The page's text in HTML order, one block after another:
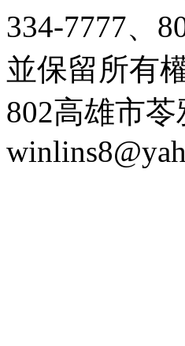
334-7777、
並保留所有
802高雄市苓